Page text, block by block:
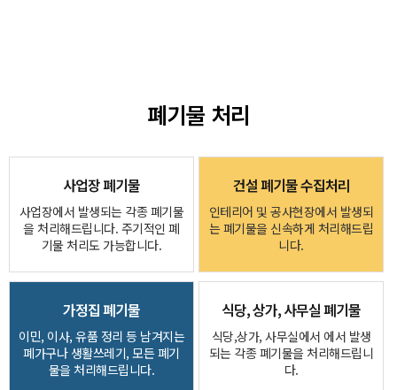
폐기물 처리
사업장 폐기물
사업장에서 발생되는 각종 폐기물
을 처리해드립니다. 주기적인 폐
기물 처리도 가능합니다.
건설 폐기물 수집처리
인테리어 및 공사현장에서 발생되
는 폐기물을 신속하게 처리해드립
니다.
가정집 폐기물
이민, 이사, 유품 정리 등 남겨지는
폐가구나 생활쓰레기, 모든 폐기
물을 처리해드립니다.
식당, 상가, 사무실 폐기물
식당,상가, 사무실에서 에서 발생
되는 각종 폐기물을 처리해드립니
다.